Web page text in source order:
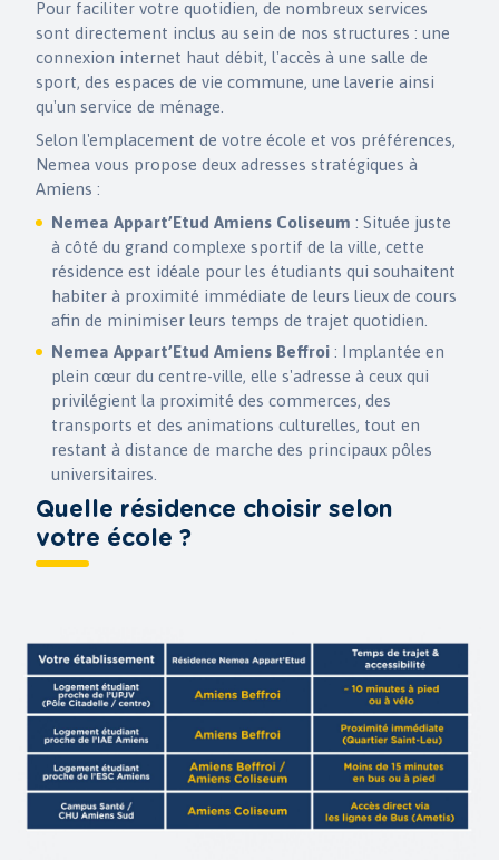
Pour faciliter votre quotidien, de nombreux services
sont directement inclus au sein de nos structures : une
connexion internet haut débit, l'accès à une salle de
sport, des espaces de vie commune, une laverie ainsi
qu'un service de ménage.
Selon l'emplacement de votre école et vos préférences,
Nemea vous propose deux adresses stratégiques à
Amiens :
Nemea Appart’Etud Amiens Coliseum : Située juste
à côté du grand complexe sportif de la ville, cette
résidence est idéale pour les étudiants qui souhaitent
habiter à proximité immédiate de leurs lieux de cours
afin de minimiser leurs temps de trajet quotidien.
Nemea Appart’Etud Amiens Beffroi : Implantée en
plein cœur du centre-ville, elle s'adresse à ceux qui
privilégient la proximité des commerces, des
transports et des animations culturelles, tout en
restant à distance de marche des principaux pôles
universitaires.
Quelle résidence choisir selon
votre école ?